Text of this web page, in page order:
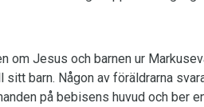
om Jesus och barnen ur
barn. Någon av föräldrarna
på bebisens huvud och ber